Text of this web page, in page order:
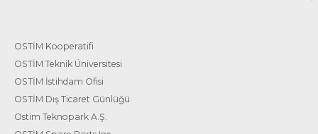
OSTİM Kooperatifi
OSTİM Teknik Üniversitesi
OSTİM İstihdam Ofisi
OSTİM Dış Ticaret Günlüğü
Ostim Teknopark A.Ş.